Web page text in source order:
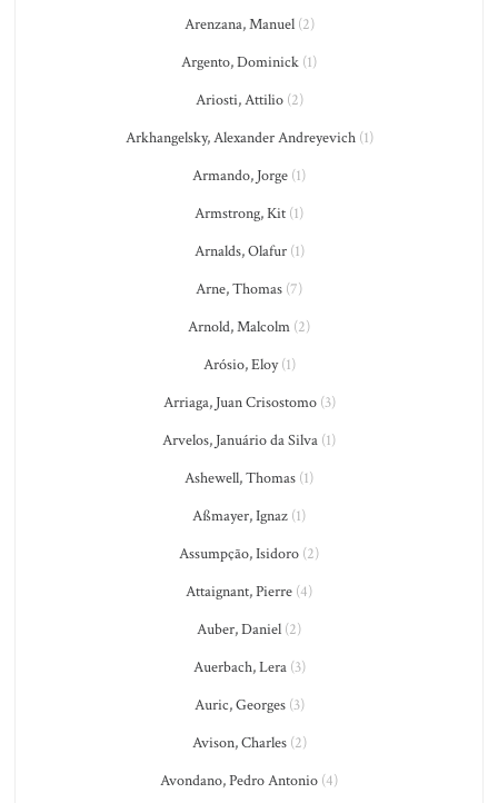
Arenzana, Manuel(2)
Argento, Dominick (1)
Ariosti, Attilio(2)
Arkhangelsky, Alexander Andreyevich(1)
Armando, Jorge (1)
Armstrong, Kit (1)
Arnalds, Olafur(1)
Arne, Thomas (7)
Arnold, Malcolm (2)
Arósio, Eloy(1)
Arriaga, Juan Crisostomo(3)
Arvelos, Januário da Silva (1)
Ashewell, Thomas (1)
Aßmayer, Ignaz (1)
Assumpção, Isidoro (2)
Attaignant, Pierre (4)
Auber, Daniel (2)
Auerbach, Lera(3)
Auric, Georges(3)
Avison, Charles(2)
Avondano, Pedro Antonio (4)